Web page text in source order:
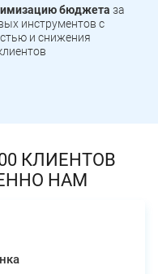
бюджета за
инструментов с
и снижения
КЛИЕНТОВ
НАМ